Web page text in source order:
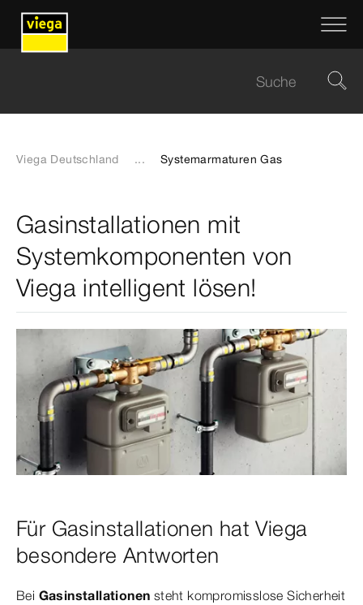
Viega Deutschland ... Systemarmaturen Gas
Gasinstallationen mit
Systemkomponenten von
Viega intelligent lösen!
Für Gasinstallationen hat Viega
besondere Antworten
Bei Gasinstallationen steht kompromisslose Sicherheit